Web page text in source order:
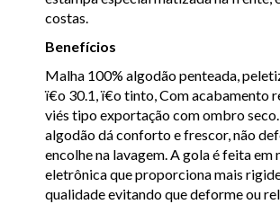
costas.
Benefícios
Malha 100% algodão penteada,
ï€o 30.1, ï€o tinto, Com acabamento
viés tipo exportação com ombro
algodão dá conforto e frescor, não
encolhe na lavagem. A gola é feita em
eletrônica que proporciona mais
qualidade evitando que deforme ou